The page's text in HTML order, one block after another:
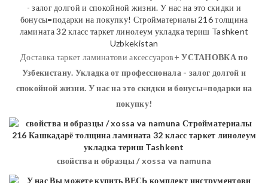
Доставка таркет ламинатови аксессуаров+УСТАНОВКАпо
Узбекистану. Укладка от профессионала - залог долгой и
спокойной жизни. У нас на это скидки и бонусы=подарки на
покупку!
свойства и образцы / xossa va namuna